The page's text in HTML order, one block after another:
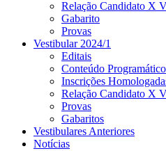
Relação Candidato X
Gabarito
Provas
Vestibular 2024/1
Editais
Conteúdo Programático
Inscrições
Relação Candidato X
Provas
Gabaritos
Vestibulares Anteriores
Notícias